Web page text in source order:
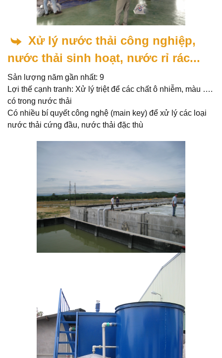
Xử lý nước thải công nghiệp,
nước thải sinh hoạt, nước rỉ rác...
Sản lượng năm gần nhất: 9
Lợi thế cạnh tranh: Xử lý triệt để các chất ô nhiễm, màu ….
có trong nước thải
Có nhiều bí quyết công nghệ (main key) để xử lý các loại
nước thải cứng đầu, nước thải đặc thù